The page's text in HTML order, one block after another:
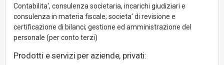
Contabilita', consulenza societaria, incarichi giudiziari e
consulenza in materia fiscale; societa' di revisione e
certificazione di bilanci; gestione ed amministrazione del
personale (per conto terzi)
Prodotti e servizi per aziende, privati: